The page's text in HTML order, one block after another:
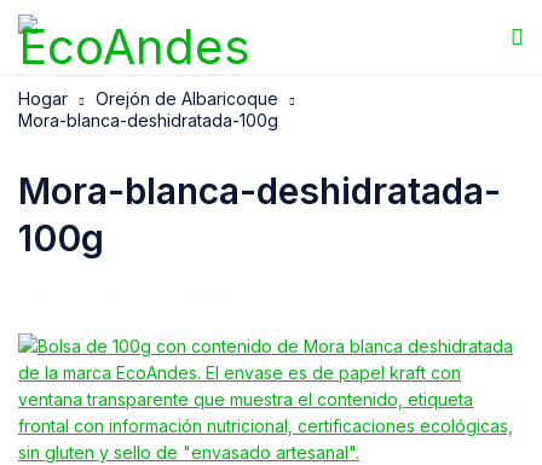
Hogar
Orejón de Albaricoque
Mora-blanca-deshidratada-100g
Mora-blanca-deshidratada-
100g